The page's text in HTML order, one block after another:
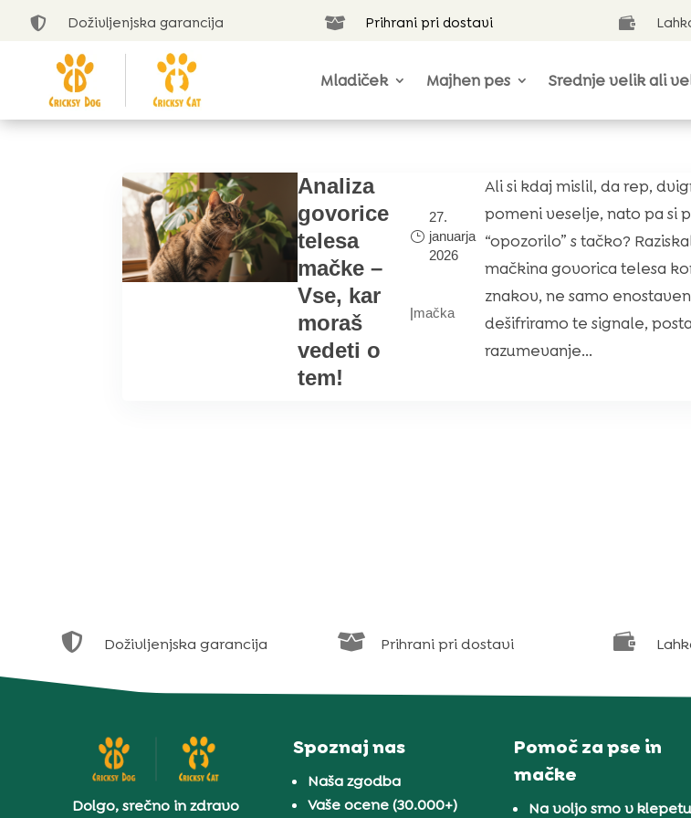
 Doživljenjska garancija  Prihrani pri dostavi 
Mladiček Majhen pes Srednje velik ali
Analiza
govorice
telesa
mačke –
Vse, kar
moraš
vedeti o
tem!
27.
januarja
2026
|mačka
Ali si kdaj mislil, da rep,
pomeni veselje, nato pa si
“opozorilo” s tačko?
mačkina govorica telesa
znakov, ne samo
dešifriramo te signale,
razumevanje...
 Doživljenjska garancija  Prihrani pri dostavi 
Dolgo, srečno in zdravo
Spoznaj nas
Naša zgodba
Vaše ocene (30.000+)
Pomoč za pse in
mačke
Na voljo smo v